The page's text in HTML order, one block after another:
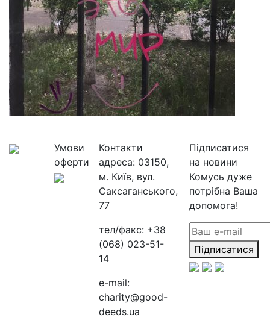
Умови
оферти
Контакти
адреса: 03150,
м. Київ, вул.
Саксаганського,
77
тел/факс: +38
(068) 023-51-
14
e-mail:
charity@good-
deeds.ua
Підписатися
на новини
Комусь дуже
потрібна Ваша
допомога!
Підписатися